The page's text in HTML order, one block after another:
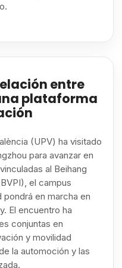
entre
plataforma
(UPV) ha visitado
para avanzar en
al Beihang
el campus
pondrá en marcha en
El encuentro ha
conjuntas en
y movilidad
la automoción y las